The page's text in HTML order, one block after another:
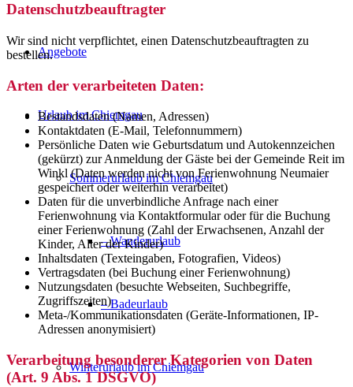
Angebote
Urlaub im Chiemgau
Sommerurlaub im Chiemgau
– Wanderurlaub
– Badeurlaub
Winterurlaub im Chiemgau
Datenschutzbeauftragter
Wir sind nicht verpflichtet, einen Datenschutzbeauftragten zu
bestellen.
Arten der verarbeiteten Daten:
Bestandsdaten (Namen, Adressen)
Kontaktdaten (E-Mail, Telefonnummern)
Persönliche Daten wie Geburtsdatum und Autokennzeichen
(gekürzt) zur Anmeldung der Gäste bei der Gemeinde Reit im
Winkl (Daten werden nicht von Ferienwohnung Neumaier
gespeichert oder weiterhin verarbeitet)
Daten für die unverbindliche Anfrage nach einer
Ferienwohnung via Kontaktformular oder für die Buchung
einer Ferienwohnung (Zahl der Erwachsenen, Anzahl der
Kinder, Alter der Kinder)
Inhaltsdaten (Texteingaben, Fotografien, Videos)
Vertragsdaten (bei Buchung einer Ferienwohnung)
Nutzungsdaten (besuchte Webseiten, Suchbegriffe,
Zugriffszeiten)
Meta-/Kommunikationsdaten (Geräte-Informationen, IP-
Adressen anonymisiert)
Verarbeitung besonderer Kategorien von Daten
(Art. 9 Abs. 1 DSGVO)